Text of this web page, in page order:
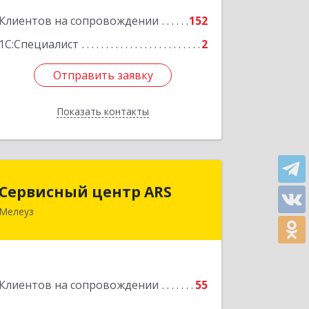
Клиентов на сопровождении
152
1С:Специалист
2
Отправить заявку
Показать контакты
Подробнее
Отправить заявку
Назад
Сервисный центр ARS
Мелеуз
Клиентов на сопровождении 55
Сервисный центр ARS